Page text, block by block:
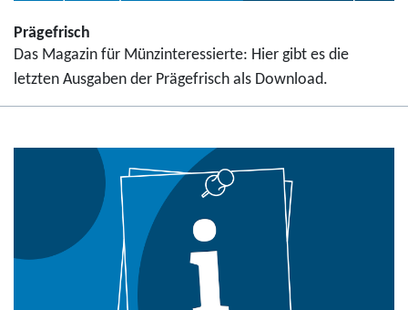
Prägefrisch
Das Magazin für Münzinteressierte: Hier gibt es die
letzten Ausgaben der Prägefrisch als Download.